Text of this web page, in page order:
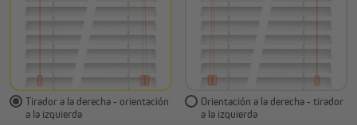
Tirador a la derecha - orientación
a la izquierda
Orientación a la derecha - tirador
a la izquierda